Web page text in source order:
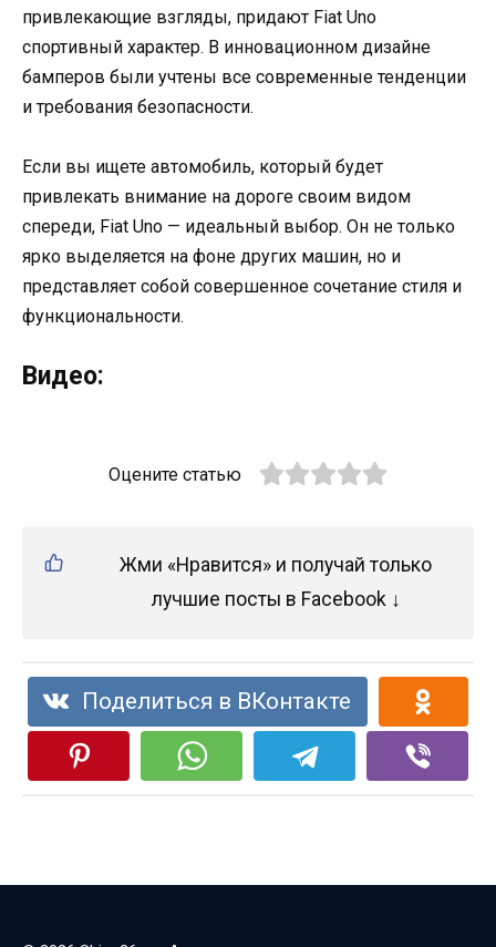
привлекающие взгляды, придают Fiat Uno
спортивный характер. В инновационном дизайне
бамперов были учтены все современные тенденции
и требования безопасности.
Если вы ищете автомобиль, который будет
привлекать внимание на дороге своим видом
спереди, Fiat Uno — идеальный выбор. Он не только
ярко выделяется на фоне других машин, но и
представляет собой совершенное сочетание стиля и
функциональности.
Видео:
Оцените статью
Жми «Нравится» и получай только
лучшие посты в Facebook ↓
Поделиться в ВКонтакте